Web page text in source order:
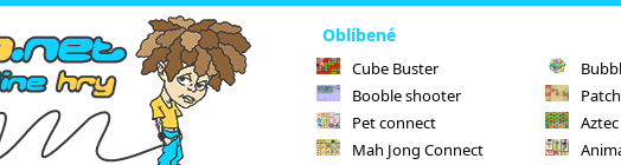
Oblíbené
Cube Buster
Booble shooter
Pet connect
Mah Jong Connect